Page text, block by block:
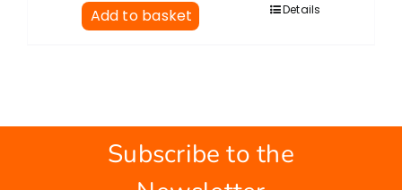
Add to basket Details
Subscribe to the